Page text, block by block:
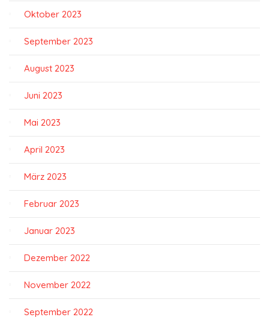
Oktober 2023
September 2023
August 2023
Juni 2023
Mai 2023
April 2023
März 2023
Februar 2023
Januar 2023
Dezember 2022
November 2022
September 2022